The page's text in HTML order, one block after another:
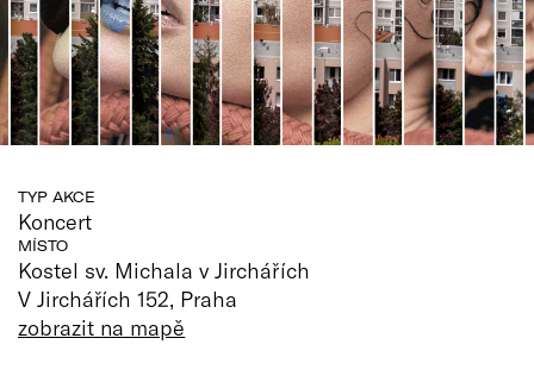
TYP AKCE
Koncert
MÍSTO
Kostel sv. Michala v Jirchářích
V Jirchářích 152, Praha
zobrazit na mapě